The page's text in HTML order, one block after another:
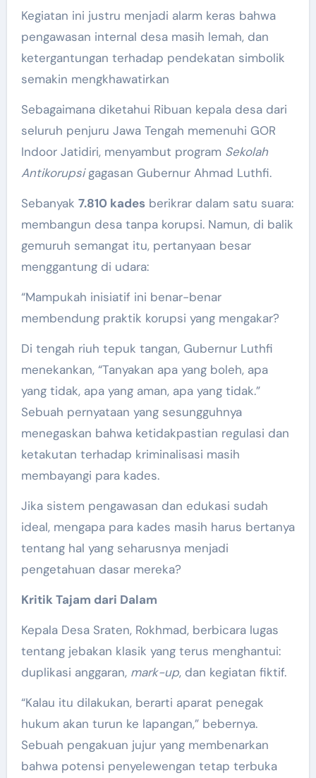
Kegiatan ini justru menjadi alarm keras bahwa
pengawasan internal desa masih lemah, dan
ketergantungan terhadap pendekatan simbolik
semakin mengkhawatirkan
Sebagaimana diketahui Ribuan kepala desa dari
seluruh penjuru Jawa Tengah memenuhi GOR
Indoor Jatidiri, menyambut program Sekolah
Antikorupsigagasan Gubernur Ahmad Luthfi.
Sebanyak 7.810 kadesberikrar dalam satu suara:
membangun desa tanpa korupsi. Namun, di balik
gemuruh semangat itu, pertanyaan besar
menggantung di udara:
“Mampukah inisiatif ini benar-benar
membendung praktik korupsi yang mengakar?
Di tengah riuh tepuk tangan, Gubernur Luthfi
menekankan, “Tanyakan apa yang boleh, apa
yang tidak, apa yang aman, apa yang tidak.”
Sebuah pernyataan yang sesungguhnya
menegaskan bahwa ketidakpastian regulasi dan
ketakutan terhadap kriminalisasi masih
membayangi para kades.
Jika sistem pengawasan dan edukasi sudah
ideal, mengapa para kades masih harus bertanya
tentang hal yang seharusnya menjadi
pengetahuan dasar mereka?
Kritik Tajam dari Dalam
Kepala Desa Sraten, Rokhmad, berbicara lugas
tentang jebakan klasik yang terus menghantui:
duplikasi anggaran, mark-up, dan kegiatan fiktif.
“Kalau itu dilakukan, berarti aparat penegak
hukum akan turun ke lapangan,” bebernya.
Sebuah pengakuan jujur yang membenarkan
bahwa potensi penyelewengan tetap terbuka